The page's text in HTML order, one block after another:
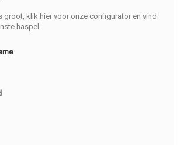
groot, klik hier voor onze configurator en vind
haspel